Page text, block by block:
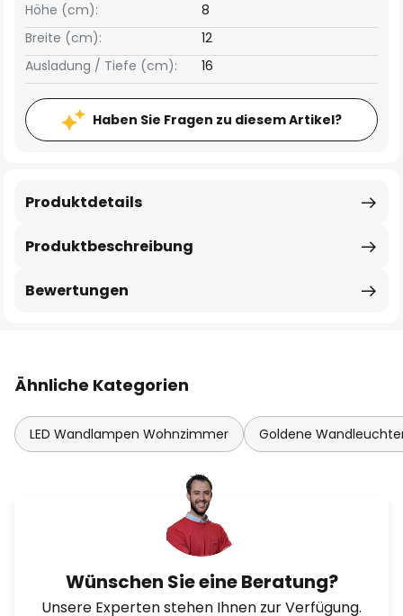
Breite (cm): 12
Höhe (cm): 8
Ausladung / Tiefe (cm): 16
Haben Sie Fragen zu diesem Artikel?
Produktbeschreibung
Produktdetails
Bewertungen
Ähnliche Kategorien
LED Wandlampen Wohnzimmer Goldene
Wünschen Sie eine Beratung?
Unsere Experten stehen Ihnen zur Verfügung.